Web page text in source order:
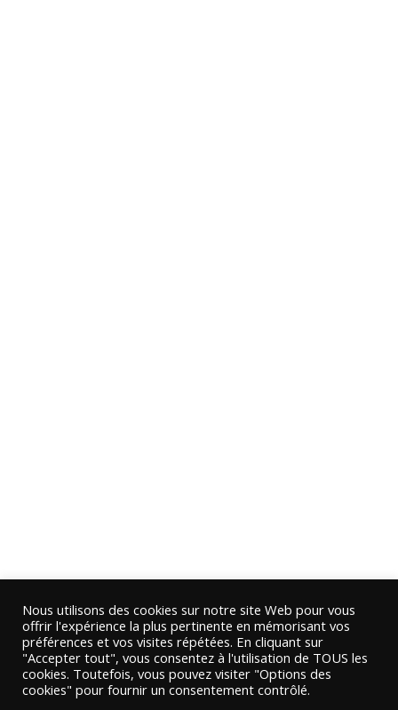
Nous utilisons des cookies sur notre site Web pour vous
offrir l'expérience la plus pertinente en mémorisant vos
préférences et vos visites répétées. En cliquant sur
"Accepter tout", vous consentez à l'utilisation de TOUS les
cookies. Toutefois, vous pouvez visiter "Options des
cookies" pour fournir un consentement contrôlé.